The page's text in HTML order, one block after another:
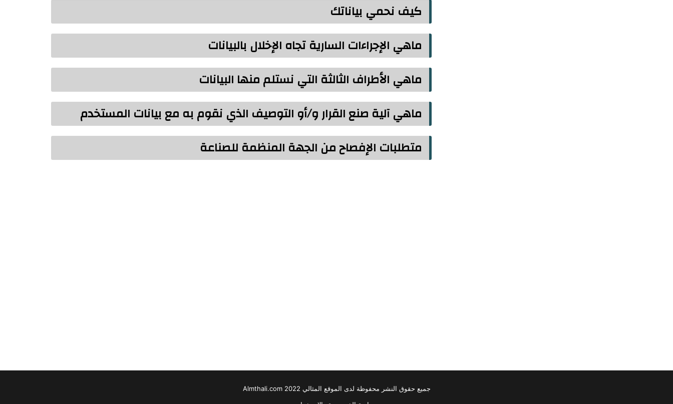
كيف نحمي بياناتك
ماهي الإجراءات السارية تجاه الإخلال بالبيانات
ماهي الأطراف الثالثة التي نستلم منها البيانات
ماهي آلية صنع القرار و/أو التوصيف الذي نقوم به مع بيانات المستخدم
متطلبات الإفصاح من الجهة المنظمة للصناعة
جميع حقوق النشر محفوظة لدى الموقع المثالي 2022 Almthali.com